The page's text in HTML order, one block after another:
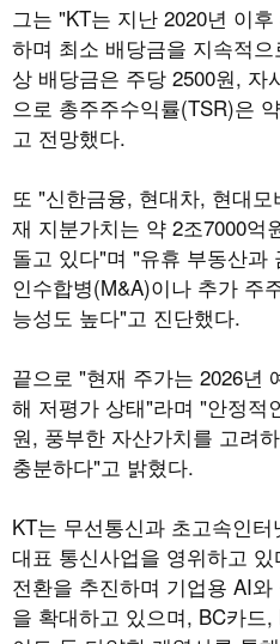
그는 "KT는 지난 2020년 이
하며 최소 배당금을 지속적
상 배당금은 주당 2500원, 자
으로 총주주수익률(TSR)은
고 전망했다.
또 "신한금융, 현대차, 현대
재 지분가치는 약 2조7000억
돌고 있다"며 "유휴 부동산과
인수합병(M&A)이나 추가 주
능성도 높다"고 진단했다.
끝으로 "현재 주가는 2026년
해 저평가 상태"라며 "안정적
원, 풍부한 자산가치를 고려
충분하다"고 밝혔다.
KT는 무선통신과 초고속인
대표 통신사업을 영위하고
전환을 추진하며 기업용 AI
을 확대하고 있으며, BC카드